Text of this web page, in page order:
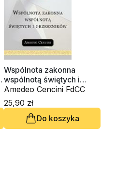
Wspólnota zakonna
wspólnotą świętych i
grzeszników
Amedeo Cencini FdCC
25,90 zł
Do koszyka